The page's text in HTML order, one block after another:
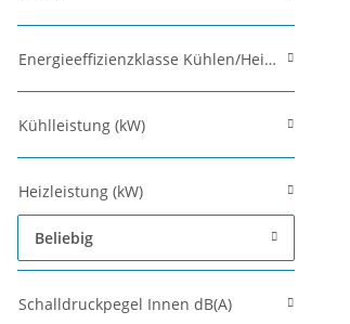
Energieeffizienzklasse Kühlen/Heizen
Kühlleistung (kW)
Heizleistung (kW)
Beliebig
Schalldruckpegel Innen dB(A)